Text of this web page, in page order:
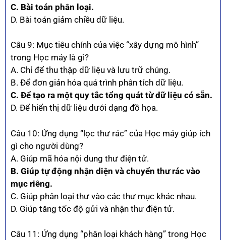
C. Bài toán phân loại.
D. Bài toán giảm chiều dữ liệu.
Câu 9: Mục tiêu chính của việc “xây dựng mô hình”
trong Học máy là gì?
A. Chỉ để thu thập dữ liệu và lưu trữ chúng.
B. Để đơn giản hóa quá trình phân tích dữ liệu.
C. Để tạo ra một quy tắc tổng quát từ dữ liệu có sẵn.
D. Để hiển thị dữ liệu dưới dạng đồ họa.
Câu 10: Ứng dụng “lọc thư rác” của Học máy giúp ích
gì cho người dùng?
A. Giúp mã hóa nội dung thư điện tử.
B. Giúp tự động nhận diện và chuyển thư rác vào
mục riêng.
C. Giúp phân loại thư vào các thư mục khác nhau.
D. Giúp tăng tốc độ gửi và nhận thư điện tử.
Câu 11: Ứng dụng “phân loại khách hàng” trong Học